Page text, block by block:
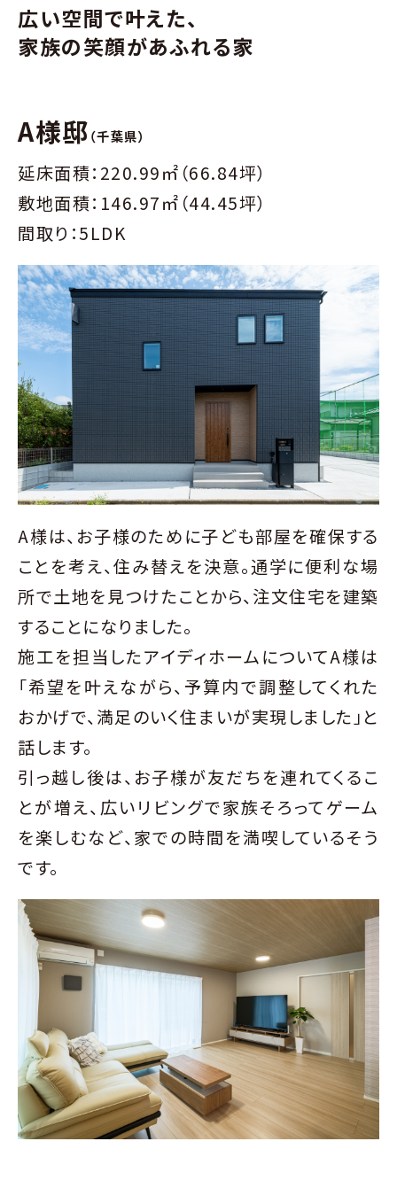
広い空間で叶えた、
家族の笑顔があふれる家
A様邸（千葉県）
延床面積：220.99㎡（66.84坪）
敷地面積：146.97㎡（44.45坪）
間取り：5LDK
A様は、お子様のために子ども部屋を確保する
ことを考え、住み替えを決意。通学に便利な場
所で土地を見つけたことから、注文住宅を建築
することになりました。
施工を担当したアイディホームについてA様は
「希望を叶えながら、予算内で調整してくれた
おかげで、満足のいく住まいが実現しました」と
話します。
引っ越し後は、お子様が友だちを連れてくるこ
とが増え、広いリビングで家族そろってゲーム
を楽しむなど、家での時間を満喫しているそう
です。